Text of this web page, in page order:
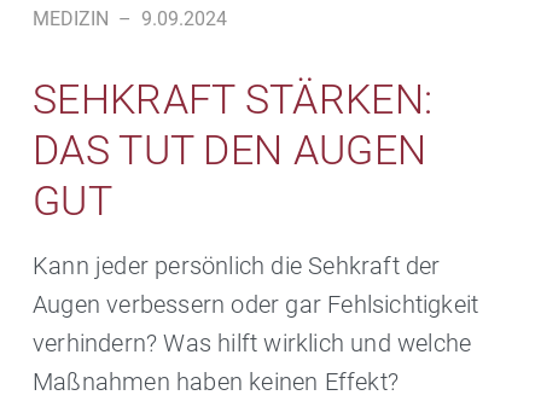
MEDIZIN – 9.09.2024
SEHKRAFT STÄRKEN:
DAS TUT DEN AUGEN
GUT
Kann jeder persönlich die Sehkraft der
Augen verbessern oder gar Fehlsichtigkeit
verhindern? Was hilft wirklich und welche
Maßnahmen haben keinen Effekt?